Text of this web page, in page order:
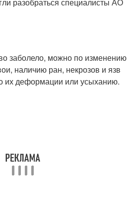
заболело, можно по изменению
наличию ран, некрозов и язв
их деформации или усыханию.